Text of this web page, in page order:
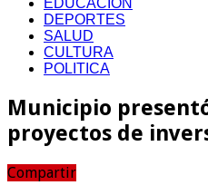
DEPORTES
SALUD
CULTURA
POLITICA
Municipio
proyectos de
Compartir